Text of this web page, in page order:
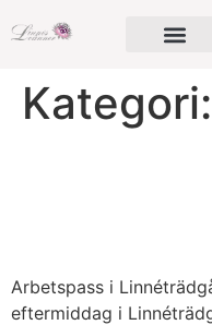
Kategori:
Arbetspass i
eftermiddag i